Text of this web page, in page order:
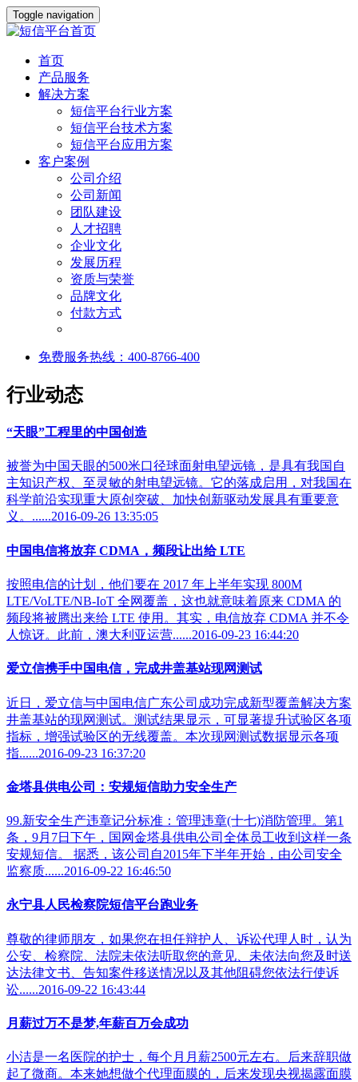
Toggle navigation
首页
产品服务
解决方案
短信平台行业方案
短信平台技术方案
短信平台应用方案
客户案例
公司介绍
公司新闻
团队建设
人才招聘
企业文化
发展历程
资质与荣誉
品牌文化
付款方式
免费服务热线：400-8766-400
行业动态
“天眼”工程里的中国创造
被誉为中国天眼的500米口径球面射电望远镜，是具有我国自
主知识产权、至灵敏的射电望远镜。它的落成启用，对我国在
科学前沿实现重大原创突破、加快创新驱动发展具有重要意
义。......2016-09-26 13:35:05
中国电信将放弃 CDMA，频段让出给 LTE
按照电信的计划，他们要在 2017 年上半年实现 800M
LTE/VoLTE/NB-IoT 全网覆盖，这也就意味着原来 CDMA 的
频段将被腾出来给 LTE 使用。其实，电信放弃 CDMA 并不令
人惊讶。此前，澳大利亚运营......2016-09-23 16:44:20
爱立信携手中国电信，完成井盖基站现网测试
近日，爱立信与中国电信广东公司成功完成新型覆盖解决方案
井盖基站的现网测试。测试结果显示，可显著提升试验区各项
指标，增强试验区的无线覆盖。本次现网测试数据显示各项
指......2016-09-23 16:37:20
金塔县供电公司：安规短信助力安全生产
99.新安全生产违章记分标准：管理违章(十七)消防管理。第1
条，9月7日下午，国网金塔县供电公司全体员工收到这样一条
安规短信。 据悉，该公司自2015年下半年开始，由公司安全
监察质......2016-09-22 16:46:50
永宁县人民检察院短信平台跑业务
尊敬的律师朋友，如果您在担任辩护人、诉讼代理人时，认为
公安、检察院、法院未依法听取您的意见、未依法向您及时送
达法律文书、告知案件移送情况以及其他阻碍您依法行使诉
讼......2016-09-22 16:43:44
月薪过万不是梦,年薪百万会成功
小洁是一名医院的护士，每个月月薪2500元左右。后来辞职做
起了微商。本来她想做个代理面膜的，后来发现央视揭露面膜